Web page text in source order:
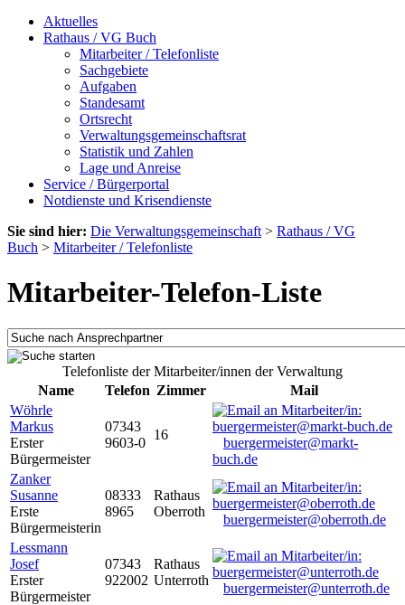
Aktuelles
Rathaus / VG Buch
Mitarbeiter / Telefonliste
Sachgebiete
Aufgaben
Standesamt
Ortsrecht
Verwaltungsgemeinschaftsrat
Statistik und Zahlen
Lage und Anreise
Service / Bürgerportal
Notdienste und Krisendienste
Sie sind hier: Die Verwaltungsgemeinschaft > Rathaus / VG
Buch > Mitarbeiter / Telefonliste
Mitarbeiter-Telefon-Liste
Telefonliste der Mitarbeiter/innen der Verwaltung
Name
Telefon Zimmer
Mail
Wöhrle
Markus
Erster
Bürgermeister
07343
9603-0
16
buergermeister@markt-
buch.de
Zanker
Susanne
Erste
Bürgermeisterin
08333
8965
Rathaus
Oberroth
buergermeister@oberroth.de
Lessmann
Josef
Erster
Bürgermeister
07343
922002
Rathaus
Unterroth
buergermeister@unterroth.de